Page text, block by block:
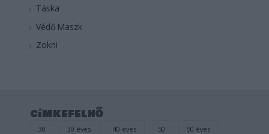
Táska
Védő Maszk
Zokni
címkefelhő
30 30 éves 40 éves 50 50 éves